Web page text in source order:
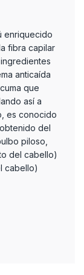
enriquecido
fibra capilar
anticaída
que
así a
es conocido
del
piloso,
del cabello)
cabello)